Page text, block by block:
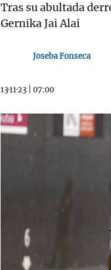
Tras su abultada
Gernika Jai Alai
Joseba Fonseca
13·11·23 07:00